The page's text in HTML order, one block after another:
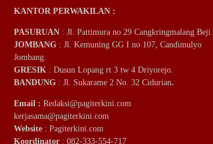
KANTOR PERWAKILAN :
PASURUAN : Jl. Pattimura no 29 Cangkringmalang Beji.
JOMBANG : Jl. Kemuning GG I no 107, Candimulyo
Jombang.
GRESIK : Dusun Lopang rt 3 tw 4 Driyorejo.
BANDUNG : Jl. Sukarame 2 No. 32 Cidurian.
Email : Redaksi@pagiterkini.com
kerjasama@pagiterkini.com
Website : Pagiterkini.com
Koordinator : 082-333-554-717